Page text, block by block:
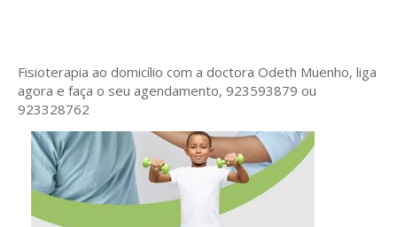
Fisioterapia ao domicílio com a doctora Odeth Muenho, liga
agora e faça o seu agendamento, 923593879 ou
923328762